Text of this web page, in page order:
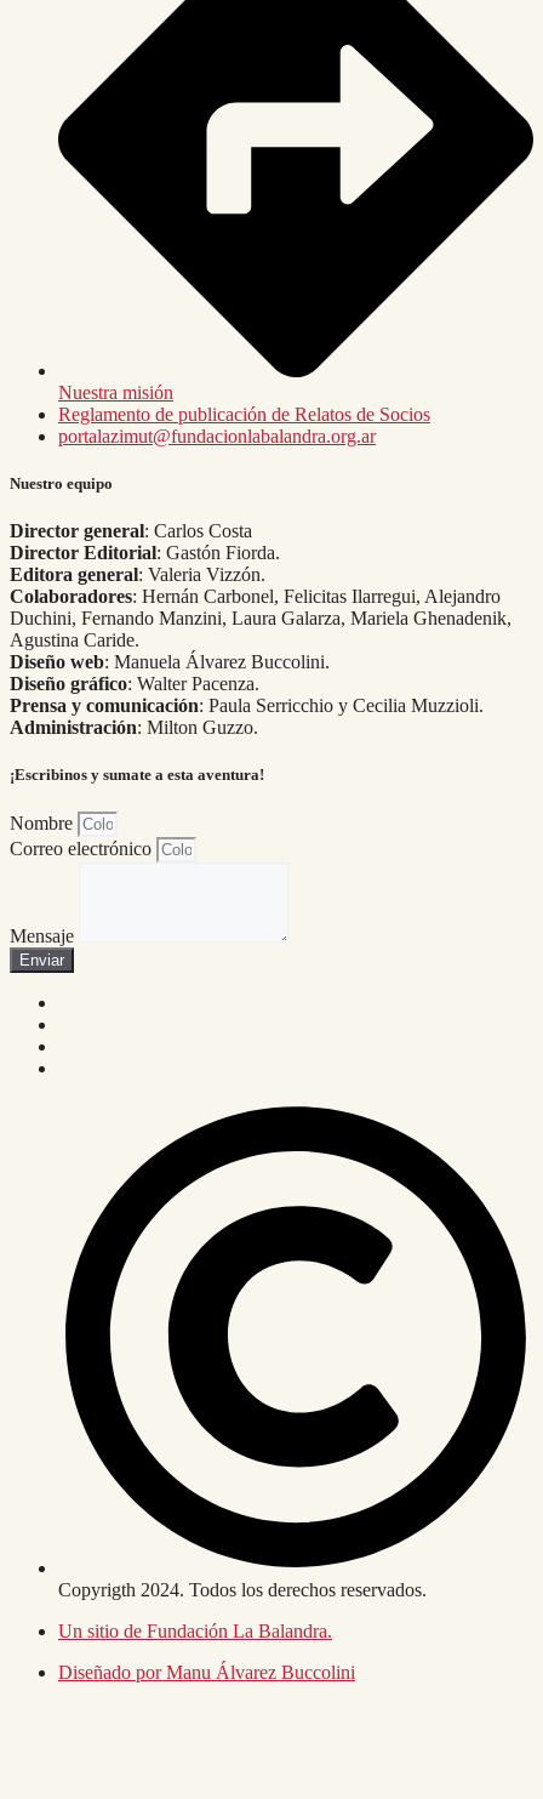
Nuestra misión
Reglamento de publicación de Relatos de Socios
portalazimut@fundacionlabalandra.org.ar
Nuestro equipo
Director general: Carlos Costa
Director Editorial: Gastón Fiorda.
Editora general: Valeria Vizzón.
Colaboradores: Hernán Carbonel, Felicitas Ilarregui, Alejandro
Duchini, Fernando Manzini, Laura Galarza, Mariela Ghenadenik,
Agustina Caride.
Diseño web: Manuela Álvarez Buccolini.
Diseño gráfico: Walter Pacenza.
Prensa y comunicación: Paula Serricchio y Cecilia Muzzioli.
Administración: Milton Guzzo.
¡Escribinos y sumate a esta aventura!
Nombre
Correo electrónico
Mensaje
Enviar
Copyrigth 2024. Todos los derechos reservados.
Un sitio de Fundación La Balandra.
Diseñado por Manu Álvarez Buccolini